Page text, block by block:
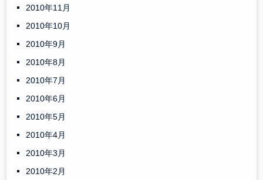
2010年11月
2010年10月
2010年9月
2010年8月
2010年7月
2010年6月
2010年5月
2010年4月
2010年3月
2010年2月